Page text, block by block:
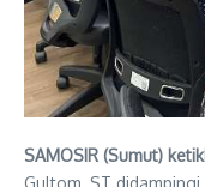
SAMOSIR (Sumut)